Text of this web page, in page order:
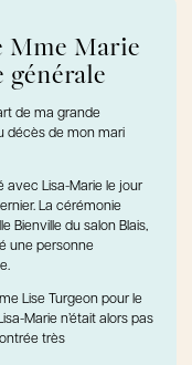
Mme Marie
générale
de ma grande
décès de mon mari
avec Lisa-Marie le jour
La cérémonie
Bienville du salon Blais,
une personne
Lise Turgeon pour le
Marie n’était alors pas
très